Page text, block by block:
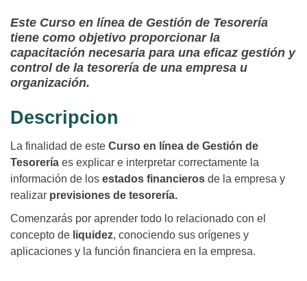
Este Curso en línea de Gestión de Tesorería
tiene como objetivo proporcionar la
capacitación necesaria para una eficaz gestión y
control de la tesorería de una empresa u
organización.
Descripcion
La finalidad de este Curso en línea de Gestión de
Tesorería es explicar e interpretar correctamente la
información de los estados financieros de la empresa y
realizar previsiones de tesorería.
Comenzarás por aprender todo lo relacionado con el
concepto de liquidez, conociendo sus orígenes y
aplicaciones y la función financiera en la empresa.